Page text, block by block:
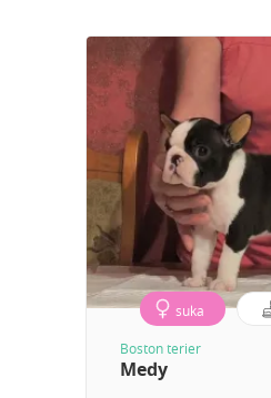
suka
Boston terier
Medy